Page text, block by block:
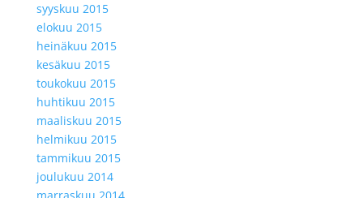
syyskuu 2015
elokuu 2015
heinäkuu 2015
kesäkuu 2015
toukokuu 2015
huhtikuu 2015
maaliskuu 2015
helmikuu 2015
tammikuu 2015
joulukuu 2014